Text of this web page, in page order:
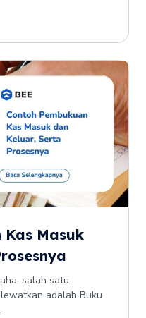
Kas Masuk
salah satu
adalah Buku